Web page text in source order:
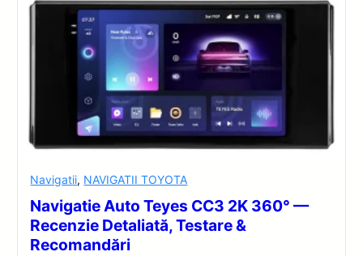
Navigatii, NAVIGATII TOYOTA
Navigatie Auto Teyes CC3 2K 360° —
Recenzie Detaliată, Testare &
Recomandări